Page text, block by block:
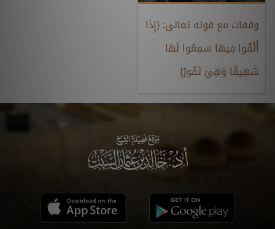
وقفات مع قوله تعالى: {إِذَا
أُلْقُوا فِيهَا سَمِعُوا لَهَا
شَهِيقًا وَهِيَ تَفُورُ}